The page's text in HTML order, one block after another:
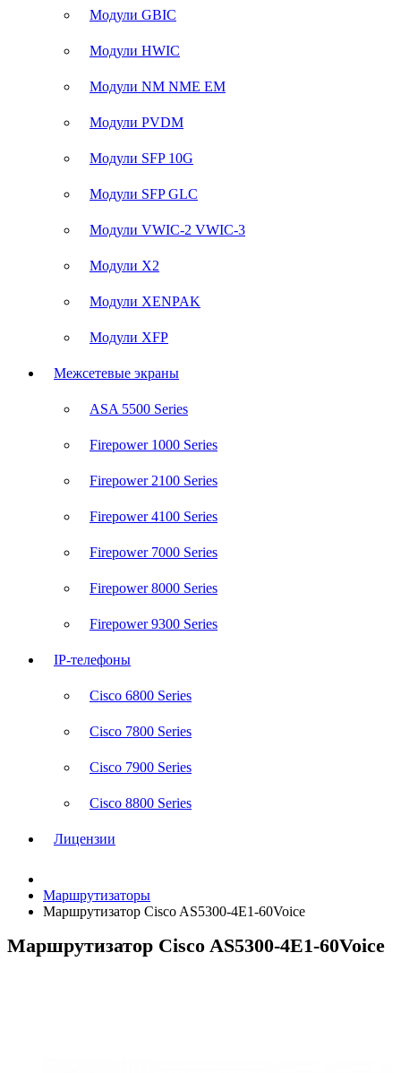
Модули GBIC
Модули HWIC
Модули NM NME EM
Модули PVDM
Модули SFP 10G
Модули SFP GLC
Модули VWIC-2 VWIC-3
Модули X2
Модули XENPAK
Модули XFP
Межсетевые экраны
ASA 5500 Series
Firepower 1000 Series
Firepower 2100 Series
Firepower 4100 Series
Firepower 7000 Series
Firepower 8000 Series
Firepower 9300 Series
IP-телефоны
Cisco 6800 Series
Cisco 7800 Series
Cisco 7900 Series
Cisco 8800 Series
Лицензии
Маршрутизаторы
Маршрутизатор Cisco AS5300-4E1-60Voice
Маршрутизатор Cisco AS5300-4E1-60Voice